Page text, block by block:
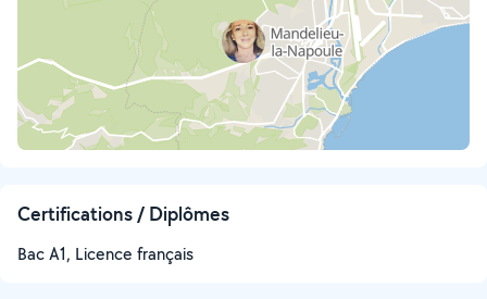
Certifications / Diplômes
Bac A1, Licence français